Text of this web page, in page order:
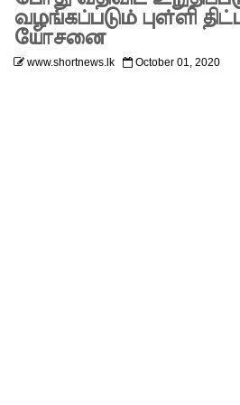
பிரேர
ணையைத்
வழங்கப்படும் புள்ளி
யோசனை
www.shortnews.lk October 01, 2020